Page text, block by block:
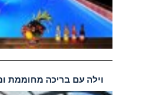
וילה עם בריכה מחוממת